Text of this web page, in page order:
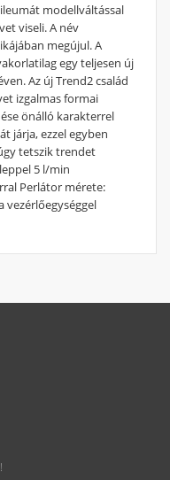
modellváltással
viseli. A név
megújul. A
egy teljesen új
Az új Trend2 család
izgalmas formai
önálló karakterrel
járja, ezzel egyben
tetszik trendet
5 l/min
Perlátor mérete:
vezérlőegységgel